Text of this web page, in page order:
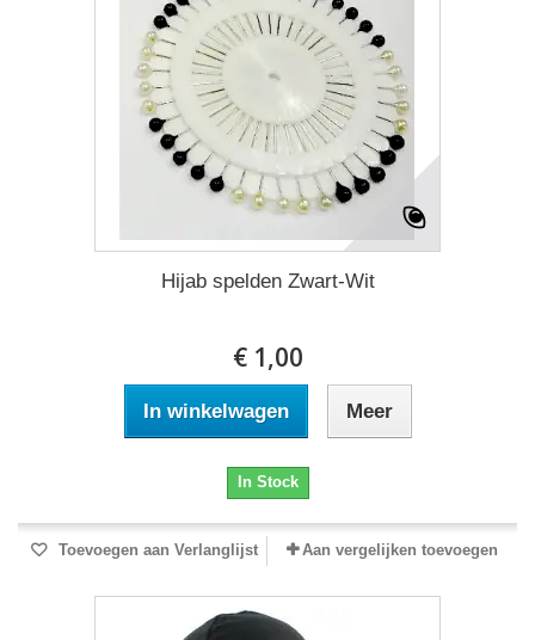
Hijab spelden Zwart-Wit
€ 1,00
In winkelwagen Meer
In Stock
Toevoegen aan Verlanglijst Aan vergelijken toevoegen